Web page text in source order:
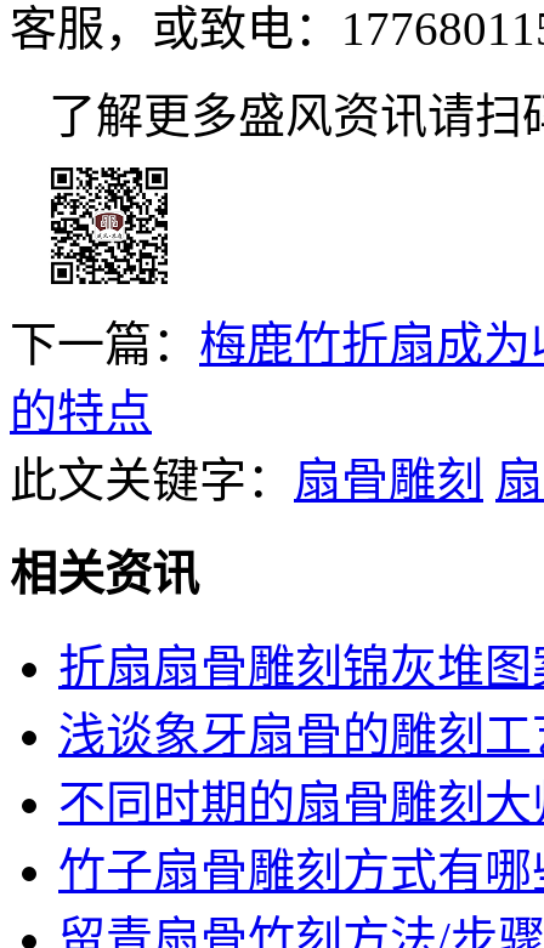
客服，或致电：
了解更多盛风资讯请扫
下一篇： 梅鹿竹折扇成
的特点
此文关键字： 扇骨雕刻
相关资讯
折扇扇骨雕刻锦灰堆
浅谈象牙扇骨的雕刻工
不同时期的扇骨雕刻
竹子扇骨雕刻方式有哪